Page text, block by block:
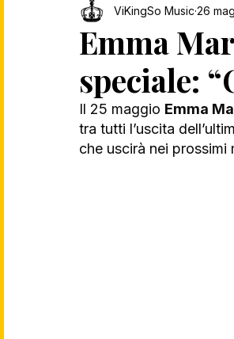
Interviste ViKingSo
Song Of The Week
Emma
speciale:
ViKingSo Music 26
Il 25 maggio Emma
tra tutti l’uscita
che uscirà nei prossimi